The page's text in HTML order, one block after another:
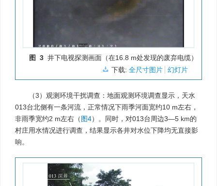
图 3 井下电视探测画面（在16.8 m处发现的废弃电缆）
下载: 全尺寸图片 幻灯片
（3）观测环境干扰调查：地面观测环境调查显示，天水
013台北侧有一条河流，正常情况下雨季河面宽约10 m左右，
非雨季宽约2 m左右（图4）。同时，对013台周边3—5 km的
村庄用水情况进行调查，结果显示各井对水位下降均无直接影
响。